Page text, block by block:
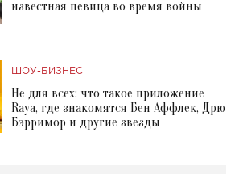
известная певица во время войны
ШОУ-БИЗНЕС
Не для всех: что такое приложение
Raya, где знакомятся Бен Аффлек, Дрю
Бэрримор и другие звезды